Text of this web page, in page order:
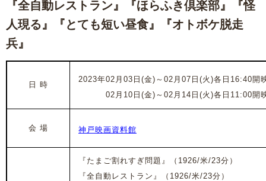
『全自動レストラン』『ほらふき倶楽部』『怪
人現る』『とても短い昼食』『オトボケ脱走
兵』
日 時
2023年02 月03日(金) ～02 月07 日(火)各日 16:40開
02月10日(金) ～02 月14 日(火)各日 11:00開
会 場 神戸映画資料館
『たまご割れすぎ問題』（1926/米/23分）
『全自動レストラン』
（1926/米/23分）